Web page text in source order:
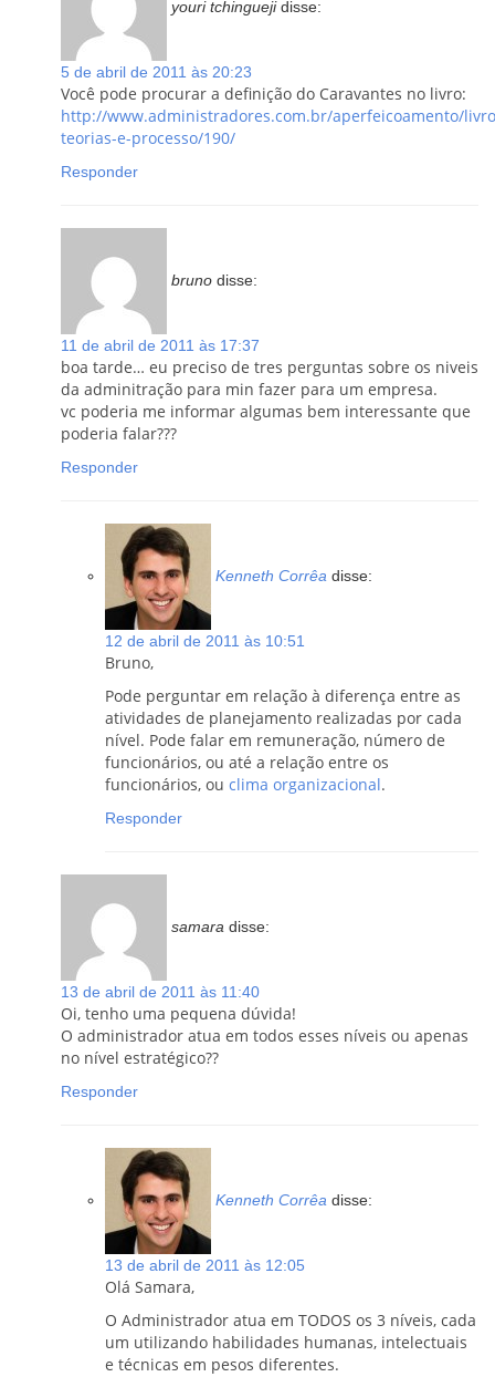
youri tchingueji disse:
5 de abril de 2011 às 20:23
Você pode procurar a definição do Caravantes no livro:
http://www.administradores.com.br/aperfeicoamento/
teorias-e-processo/190/
Responder
bruno disse:
11 de abril de 2011 às 17:37
boa tarde… eu preciso de tres perguntas sobre os niveis
da adminitração para min fazer para um empresa.
vc poderia me informar algumas bem interessante que
poderia falar???
Responder
Kenneth Corrêa disse:
12 de abril de 2011 às 10:51
Bruno,
Pode perguntar em relação à diferença entre as
atividades de planejamento realizadas por cada
nível. Pode falar em remuneração, número de
funcionários, ou até a relação entre os
funcionários, ou clima organizacional.
Responder
samara disse:
13 de abril de 2011 às 11:40
Oi, tenho uma pequena dúvida!
O administrador atua em todos esses níveis ou apenas
no nível estratégico??
Responder
Kenneth Corrêa disse:
13 de abril de 2011 às 12:05
Olá Samara,
O Administrador atua em TODOS os 3 níveis, cada
um utilizando habilidades humanas, intelectuais
e técnicas em pesos diferentes.